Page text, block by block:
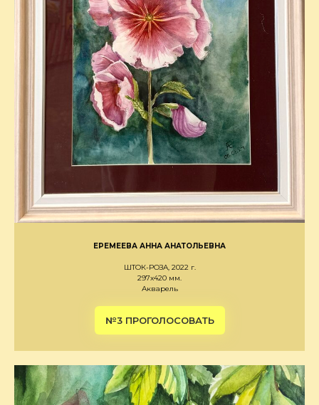
ЕРЕМЕЕВА АННА АНАТОЛЬЕВНА
ШТОК-РОЗА, 2022 г.
297х420 мм.
Акварель
№3 ПРОГОЛОСОВАТЬ